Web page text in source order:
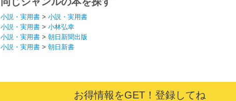
小説・実用書 > 小説・実用書
小説・実用書 > 小林弘幸
小説・実用書 > 朝日新聞出版
小説・実用書 > 朝日新書
お得情報をGET！登録してね